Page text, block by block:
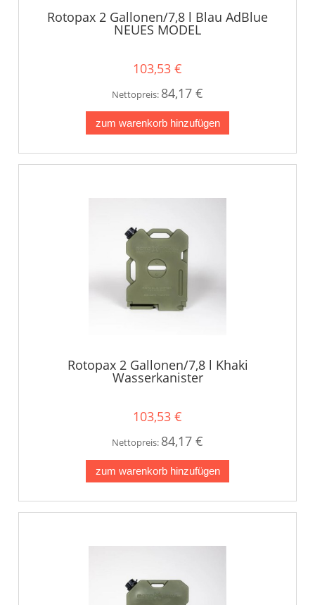
Rotopax 2 Gallonen/7,8 l Blau AdBlue
NEUES MODEL
103,53 €
Nettopreis: 84,17 €
zum warenkorb hinzufügen
Rotopax 2 Gallonen/7,8 l Khaki
Wasserkanister
103,53 €
Nettopreis: 84,17 €
zum warenkorb hinzufügen